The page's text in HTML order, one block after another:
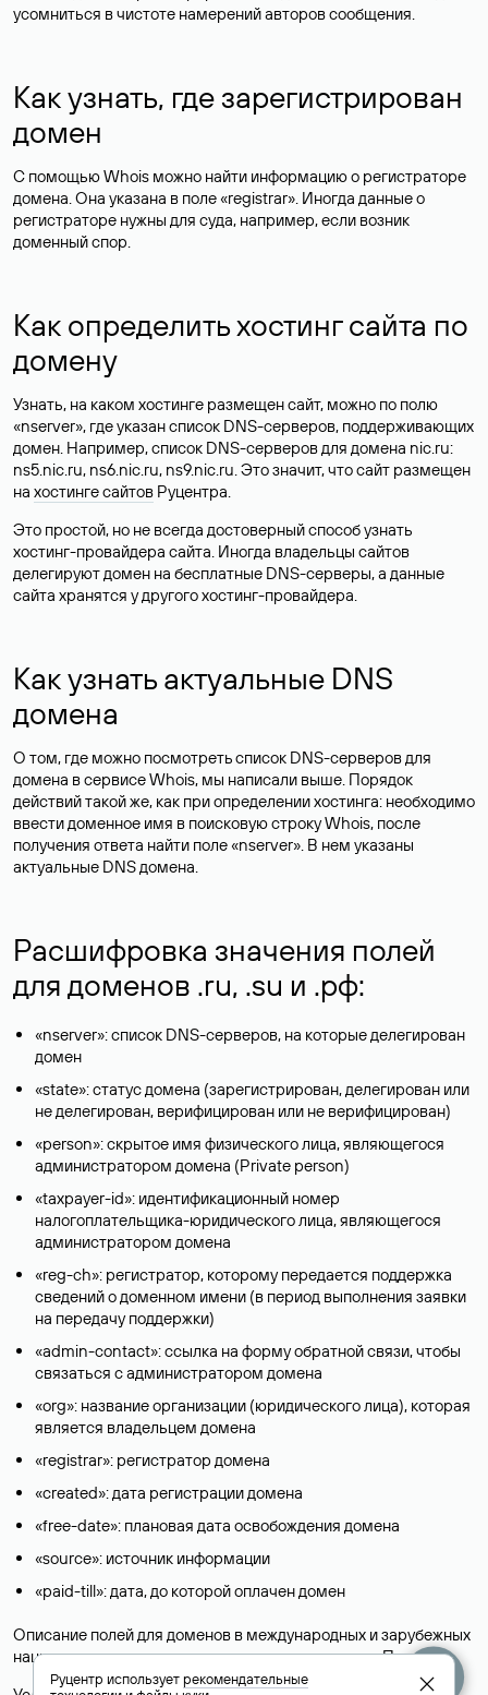
усомниться в чистоте намерений авторов сообщения.
Как узнать, где зарегистрирован
домен
С помощью Whois можно найти информацию о регистраторе
домена. Она указана в поле «registrar». Иногда данные о
регистраторе нужны для суда, например, если возник
доменный спор.
Как определить хостинг сайта по
домену
Узнать, на каком хостинге размещен сайт, можно по полю
«nserver», где указан список DNS-серверов, поддерживающих
домен. Например, список DNS-серверов для домена nic.ru:
ns5.nic.ru, ns6.nic.ru, ns9.nic.ru. Это значит, что сайт размещен
на хостинге сайтов Руцентра.
Это простой, но не всегда достоверный способ узнать
хостинг-провайдера сайта. Иногда владельцы сайтов
делегируют домен на бесплатные DNS-серверы, а данные
сайта хранятся у другого хостинг-провайдера.
Как узнать актуальные DNS
домена
О том, где можно посмотреть список DNS-серверов для
домена в сервисе Whois, мы написали выше. Порядок
действий такой же, как при определении хостинга: необходимо
ввести доменное имя в поисковую строку Whois, после
получения ответа найти поле «nserver». В нем указаны
актуальные DNS домена.
Расшифровка значения полей
для доменов .ru, .su и .рф:
«nserver»: список DNS-серверов, на которые делегирован
домен
«state»: статус домена (зарегистрирован, делегирован или
не делегирован, верифицирован или не верифицирован)
«person»: скрытое имя физического лица, являющегося
администратором домена (Privatе person)
«taxpayer-id»: идентификационный номер
налогоплательщика-юридического лица, являющегося
администратором домена
«reg-ch»: регистратор, которому передается поддержка
сведений о доменном имени (в период выполнения заявки
на передачу поддержки)
«admin-contact»: ссылка на форму обратной связи, чтобы
связаться с администратором домена
«org»: название организации (юридического лица), которая
является владельцем домена
«registrar»: регистратор домена
«created»: дата регистрации домена
«free-date»: плановая дата освобождения домена
«source»: источник информации
«paid-till»: дата, до которой оплачен домен
Описание полей для доменов в международных и зарубежных
национальных доменах представлены в разделе «Помощь».
Руцентр используетрекомендательные